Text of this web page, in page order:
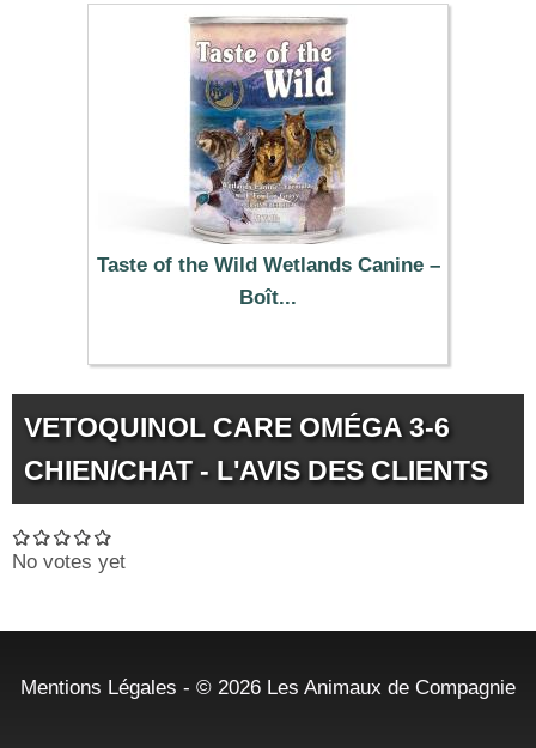
Taste of the Wild Wetlands Canine –
Boît...
3.59 €
VETOQUINOL CARE OMÉGA 3-6
CHIEN/CHAT - L'AVIS DES CLIENTS
No votes yet
Mentions Légales - © 2026 Les Animaux de Compagnie